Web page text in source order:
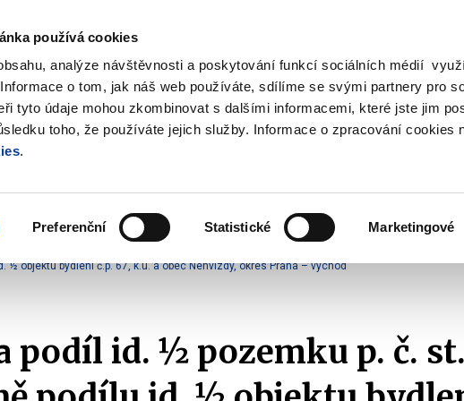
používá cookies
analýze návštěvnosti a poskytování funkcí sociálních médií
o tom, jak náš web používáte, sdílíme se svými partnery pro
tyto údaje mohou zkombinovat s dalšími informacemi, které jste jim
toho, že používáte jejich služby. Informace o zpracování cookies
.
Preferenční Statistické Marketingové
Vyhledat
submenu
politika
submenu
submenu
účetnictví
Hospodaření resortu
2016
½ objektu bydlení č.p. 67, k.ú. a obec Nehvizdy, okres Praha – východ
podíl id. ½ pozemku p. č.